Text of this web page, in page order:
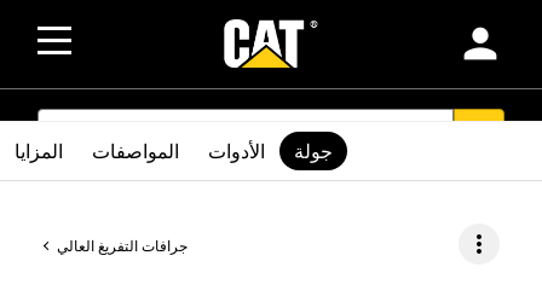
person
SEARCH
جرافات التفريغ العالي more_vert
المزايا المواصفات الأدوات جولة